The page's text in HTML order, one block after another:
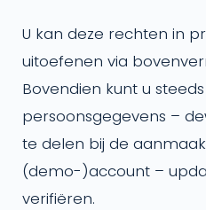
U kan deze rechten in
uitoefenen via
Bovendien kunt u
persoonsgegevens –
te delen bij de
(demo-)account –
verifiëren.